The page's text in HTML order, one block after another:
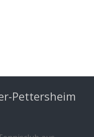
Pettersheim